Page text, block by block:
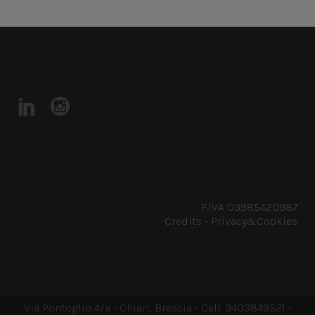
P.IVA 03985420987
Credits - Privacy&Cookies
Via Pontoglio 4/a - Chiari, Brescia - Cell. 3403849521 -